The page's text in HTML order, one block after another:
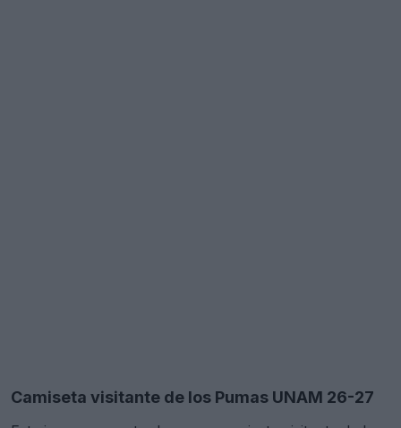
Camiseta visitante de los Pumas UNAM 26-27